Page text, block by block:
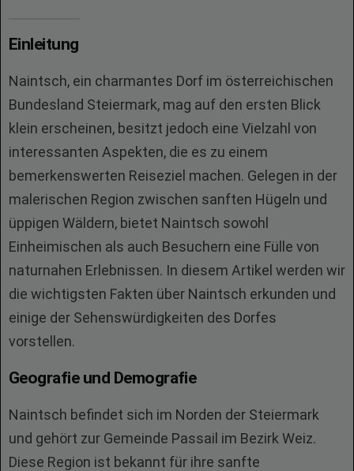
Einleitung
Naintsch, ein charmantes Dorf im österreichischen
Bundesland Steiermark, mag auf den ersten Blick
klein erscheinen, besitzt jedoch eine Vielzahl von
interessanten Aspekten, die es zu einem
bemerkenswerten Reiseziel machen. Gelegen in der
malerischen Region zwischen sanften Hügeln und
üppigen Wäldern, bietet Naintsch sowohl
Einheimischen als auch Besuchern eine Fülle von
naturnahen Erlebnissen. In diesem Artikel werden wir
die wichtigsten Fakten über Naintsch erkunden und
einige der Sehenswürdigkeiten des Dorfes
vorstellen.
Geografie und Demografie
Naintsch befindet sich im Norden der Steiermark
und gehört zur Gemeinde Passail im Bezirk Weiz.
Diese Region ist bekannt für ihre sanfte